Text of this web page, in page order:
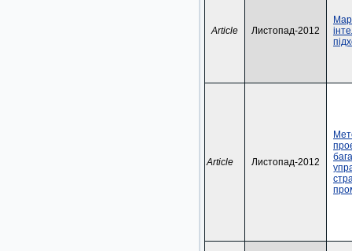
Article Листопад-2012
Article Листопад-2012